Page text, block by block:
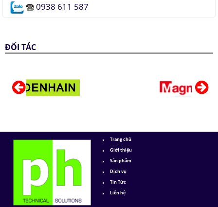
0938 611 587
ĐỐI TÁC
Trang chủ
Giới thiệu
Sản phẩm
Dịch vụ
Tin Tức
Liên hệ